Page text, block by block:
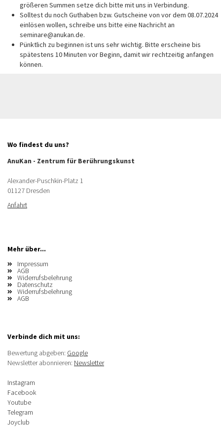
größeren Summen setze dich bitte mit uns in Verbindung.
Solltest du noch Guthaben bzw. Gutscheine von vor dem 08.07.2024
einlösen wollen, schreibe uns bitte eine Nachricht an
seminare@anukan.de.
Pünktlich zu beginnen ist uns sehr wichtig. Bitte erscheine bis
spätestens 10 Minuten vor Beginn, damit wir rechtzeitig anfangen
können.
Wo findest du uns?
AnuKan - Zentrum für Berührungskunst
Alexander-Puschkin-Platz 1
01127 Dresden
Anfahrt
Mehr über...
Impressum
AGB
Widerrufsbelehrung
Datenschutz
Widerrufsbelehrung
AGB
Verbinde dich mit uns:
Bewertung abgeben: Google
Newsletter abonnieren: Newsletter
Instagram
Facebook
Youtube
Telegram
Joyclub